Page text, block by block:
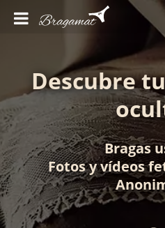
Descubre
Bragas
Fotosyvídeos